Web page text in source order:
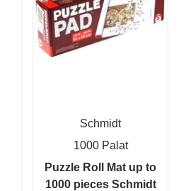
Schmidt
1000 Palat
Puzzle Roll Mat up to
1000 pieces Schmidt